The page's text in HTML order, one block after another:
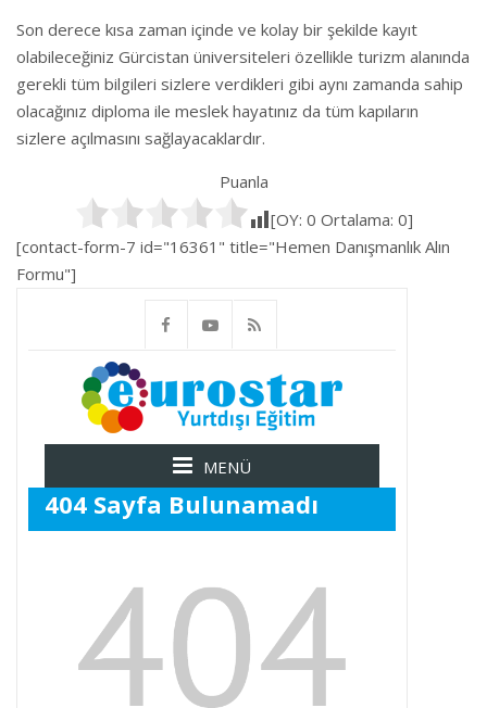
Son derece kısa zaman içinde ve kolay bir şekilde kayıt
olabileceğiniz Gürcistan üniversiteleri özellikle turizm alanında
gerekli tüm bilgileri sizlere verdikleri gibi aynı zamanda sahip
olacağınız diploma ile meslek hayatınız da tüm kapıların
sizlere açılmasını sağlayacaklardır.
Puanla
[OY: 0 Ortalama: 0]
[contact-form-7 id="16361" title="Hemen Danışmanlık Alın
Formu"]